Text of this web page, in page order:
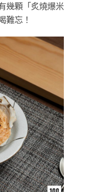
幾顆「炙燒爆米
難忘！